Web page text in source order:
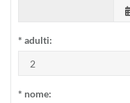
* adulti:
* nome: